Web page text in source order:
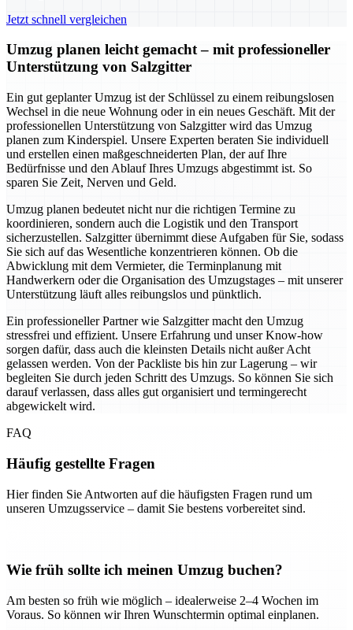
Jetzt schnell vergleichen
Umzug planen leicht gemacht – mit professioneller
Unterstützung von Salzgitter
Ein gut geplanter Umzug ist der Schlüssel zu einem reibungslosen
Wechsel in die neue Wohnung oder in ein neues Geschäft. Mit der
professionellen Unterstützung von Salzgitter wird das Umzug
planen zum Kinderspiel. Unsere Experten beraten Sie individuell
und erstellen einen maßgeschneiderten Plan, der auf Ihre
Bedürfnisse und den Ablauf Ihres Umzugs abgestimmt ist. So
sparen Sie Zeit, Nerven und Geld.
Umzug planen bedeutet nicht nur die richtigen Termine zu
koordinieren, sondern auch die Logistik und den Transport
sicherzustellen. Salzgitter übernimmt diese Aufgaben für Sie, sodass
Sie sich auf das Wesentliche konzentrieren können. Ob die
Abwicklung mit dem Vermieter, die Terminplanung mit
Handwerkern oder die Organisation des Umzugstages – mit unserer
Unterstützung läuft alles reibungslos und pünktlich.
Ein professioneller Partner wie Salzgitter macht den Umzug
stressfrei und effizient. Unsere Erfahrung und unser Know-how
sorgen dafür, dass auch die kleinsten Details nicht außer Acht
gelassen werden. Von der Packliste bis hin zur Lagerung – wir
begleiten Sie durch jeden Schritt des Umzugs. So können Sie sich
darauf verlassen, dass alles gut organisiert und termingerecht
abgewickelt wird.
FAQ
Häufig gestellte Fragen
Hier finden Sie Antworten auf die häufigsten Fragen rund um
unseren Umzugsservice – damit Sie bestens vorbereitet sind.
Wie früh sollte ich meinen Umzug buchen?
Am besten so früh wie möglich – idealerweise 2–4 Wochen im
Voraus. So können wir Ihren Wunschtermin optimal einplanen.